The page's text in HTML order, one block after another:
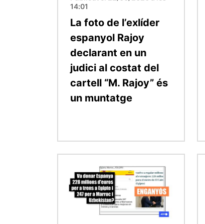
14:01
La foto de l’exlíder
espanyol Rajoy
declarant en un
judici al costat del
cartell “M. Rajoy” és
un muntatge